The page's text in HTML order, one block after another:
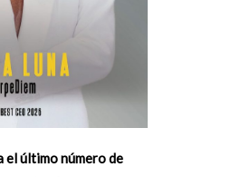
el último número de